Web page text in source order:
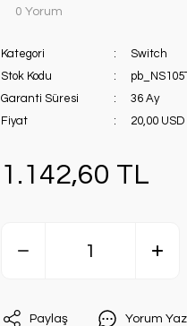
0 Yorum
Kategori
Switch
Stok Kodu
Garanti Süresi
36 Ay
Fiyat
20,00
1.142,60 TL
Paylaş Yorum Yaz